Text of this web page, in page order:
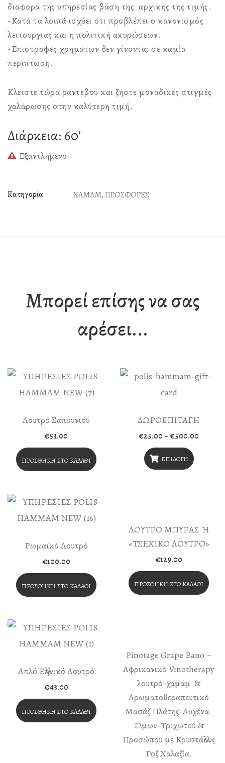
διαφορά της υπηρεσίας βάση της αρχικής της τιμής.
-Κατά τα λοιπά ισχύει ότι προβλέπει ο κανονισμός
λειτουργίας και η πολιτική ακυρώσεων.
-Επιστροφές χρημάτων δεν γίνονται σε καμία
περίπτωση.
Κλείστε τώρα ραντεβού και ζήστε μοναδικές στιγμές
χαλάρωσης στην καλύτερη τιμή.
Διάρκεια: 60′
Εξαντλημένο
Κατηγορία XAMAM,ΠΡΟΣΦΟΡΕΣ
Μπορεί επίσης να σας
αρέσει...
Λουτρό Σαπουνιού
€53.00
ΠΡΟΣΘΉΚΗ ΣΤΟ ΚΑΛΆΘΙ
ΔΩΡΟΕΠΙΤΑΓΗ
€25.00–€500.00Price
ΕΠΙΛΟΓΉ
Πολλαπλές
Οι
Επιλογές
Σελίδα
Του
Προϊόντος
Ρωμαϊκό Λουτρό
€100.00
ΠΡΟΣΘΉΚΗ ΣΤΟ ΚΑΛΆΘΙ
ΛΟΥΤΡΟ ΜΠΥΡΑΣ Ή
«ΤΣΕΧΙΚΟ ΛΟΥΤΡΟ»
€129.00
ΠΡΟΣΘΉΚΗ ΣΤΟ ΚΑΛΆΘΙ
Απλό Ελληνικό Λουτρό
€43.00
ΠΡΟΣΘΉΚΗ ΣΤΟ ΚΑΛΆΘΙ
Pinotage Grape Bano –
Αφρικανικό Vinotherapy
λουτρό-χαμάμ &
Αρωματοθεραπευτικό
Μασάζ Πλάτης-Αυχένα-
Ώμων-Τριχωτού &
Προσώπου με Κρυστάλλους
Ροζ Χαλαζία.